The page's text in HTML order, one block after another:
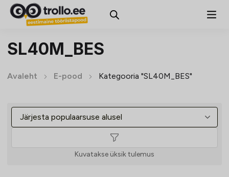
SL40M_BES
Avaleht E-pood Kategooria "SL40M_BES"
Kuvatakse üksik tulemus